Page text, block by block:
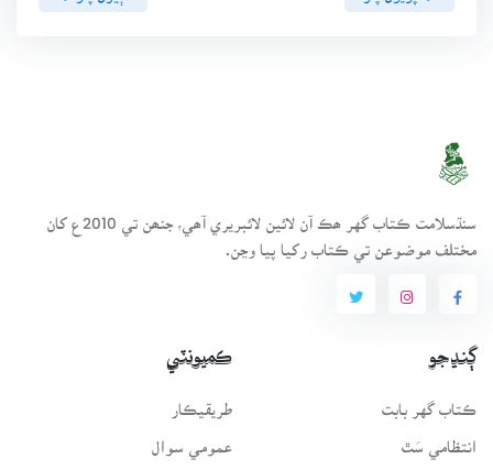
سنڌسلامت ڪتاب گهر ھڪ آن لائين لائبريري آھي، جنھن تي 2010ع کان
مختلف موضوعن تي ڪتاب رکيا پيا وڃن.
ڳنڍجو
ڪتاب گهر بابت
انتظامي سَٿ
ڪميونٽي
طريقيڪار
عمومي سوال